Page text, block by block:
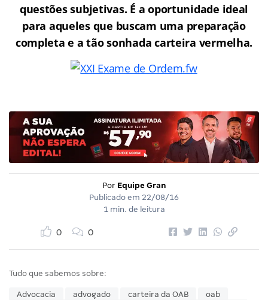
questões subjetivas. É a oportunidade ideal
para aqueles que buscam uma preparação
completa e a tão sonhada carteira vermelha.
Por Equipe Gran
Publicado em 22/08/16
1 min. de leitura
0 0
Tudo que sabemos sobre:
Advocacia advogado carteira da OAB
oab